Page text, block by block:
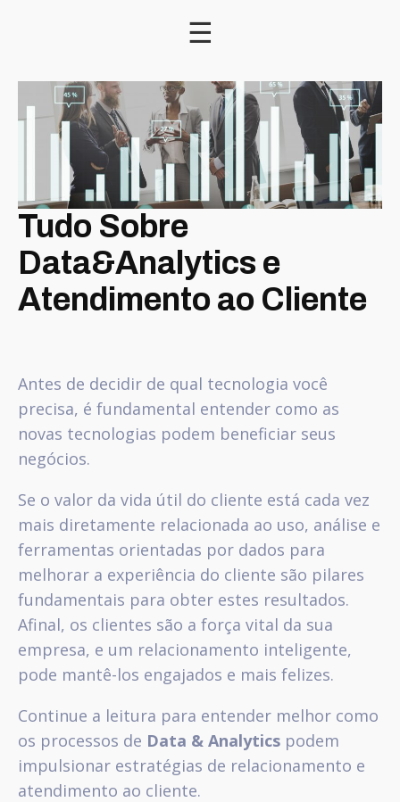
☰
Tudo Sobre
Data&Analytics e
Atendimento ao Cliente
Antes de decidir de qual tecnologia você
precisa, é fundamental entender como as
novas tecnologias podem beneficiar seus
negócios.
Se o valor da vida útil do cliente está cada vez
mais diretamente relacionada ao uso, análise e
ferramentas orientadas por dados para
melhorar a experiência do cliente são pilares
fundamentais para obter estes resultados.
Afinal, os clientes são a força vital da sua
empresa, e um relacionamento inteligente,
pode mantê-los engajados e mais felizes.
Continue a leitura para entender melhor como
os processos de Data & Analytics podem
impulsionar estratégias de relacionamento e
atendimento ao cliente.